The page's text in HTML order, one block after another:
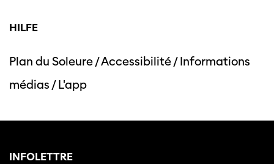
Cette page ne s'affiche pas de manière
optimale avec Internet Explorer. Veuillez
HILFE
Plan du Soleure/Accessibilité/Informations
médias /L'app
INFOLETTRE